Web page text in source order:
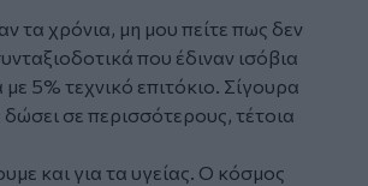
τα χρόνια, μη μου πείτε πως δεν
που έδιναν ισόβια
με 5% τεχνικό επιτόκιο. Σίγουρα
δώσει σε περισσότερους, τέτοια
και για τα υγείας. Ο κόσμος